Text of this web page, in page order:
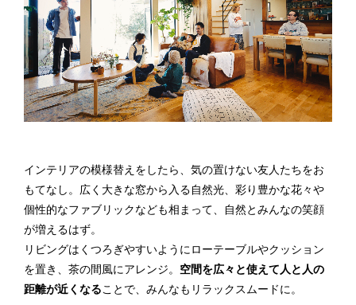
インテリアの模様替えをしたら、気の置けない友人たちをお
もてなし。広く大きな窓から入る自然光、彩り豊かな花々や
個性的なファブリックなども相まって、自然とみんなの笑顔
が増えるはず。
リビングはくつろぎやすいようにローテーブルやクッション
を置き、茶の間風にアレンジ。 空間を広々と使えて人と人の
距離が近くなることで、みんなもリラックスムードに。